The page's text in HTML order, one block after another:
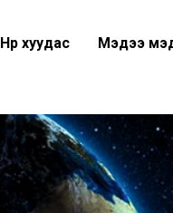
Нүүр хуудас Мэдээ